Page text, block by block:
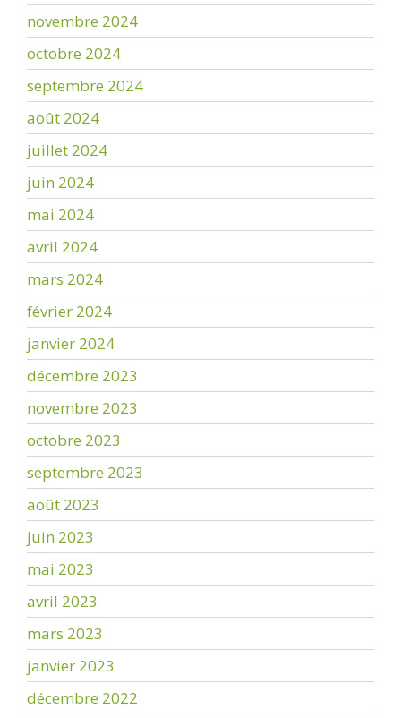
novembre 2024
octobre 2024
septembre 2024
août 2024
juillet 2024
juin 2024
mai 2024
avril 2024
mars 2024
février 2024
janvier 2024
décembre 2023
novembre 2023
octobre 2023
septembre 2023
août 2023
juin 2023
mai 2023
avril 2023
mars 2023
janvier 2023
décembre 2022